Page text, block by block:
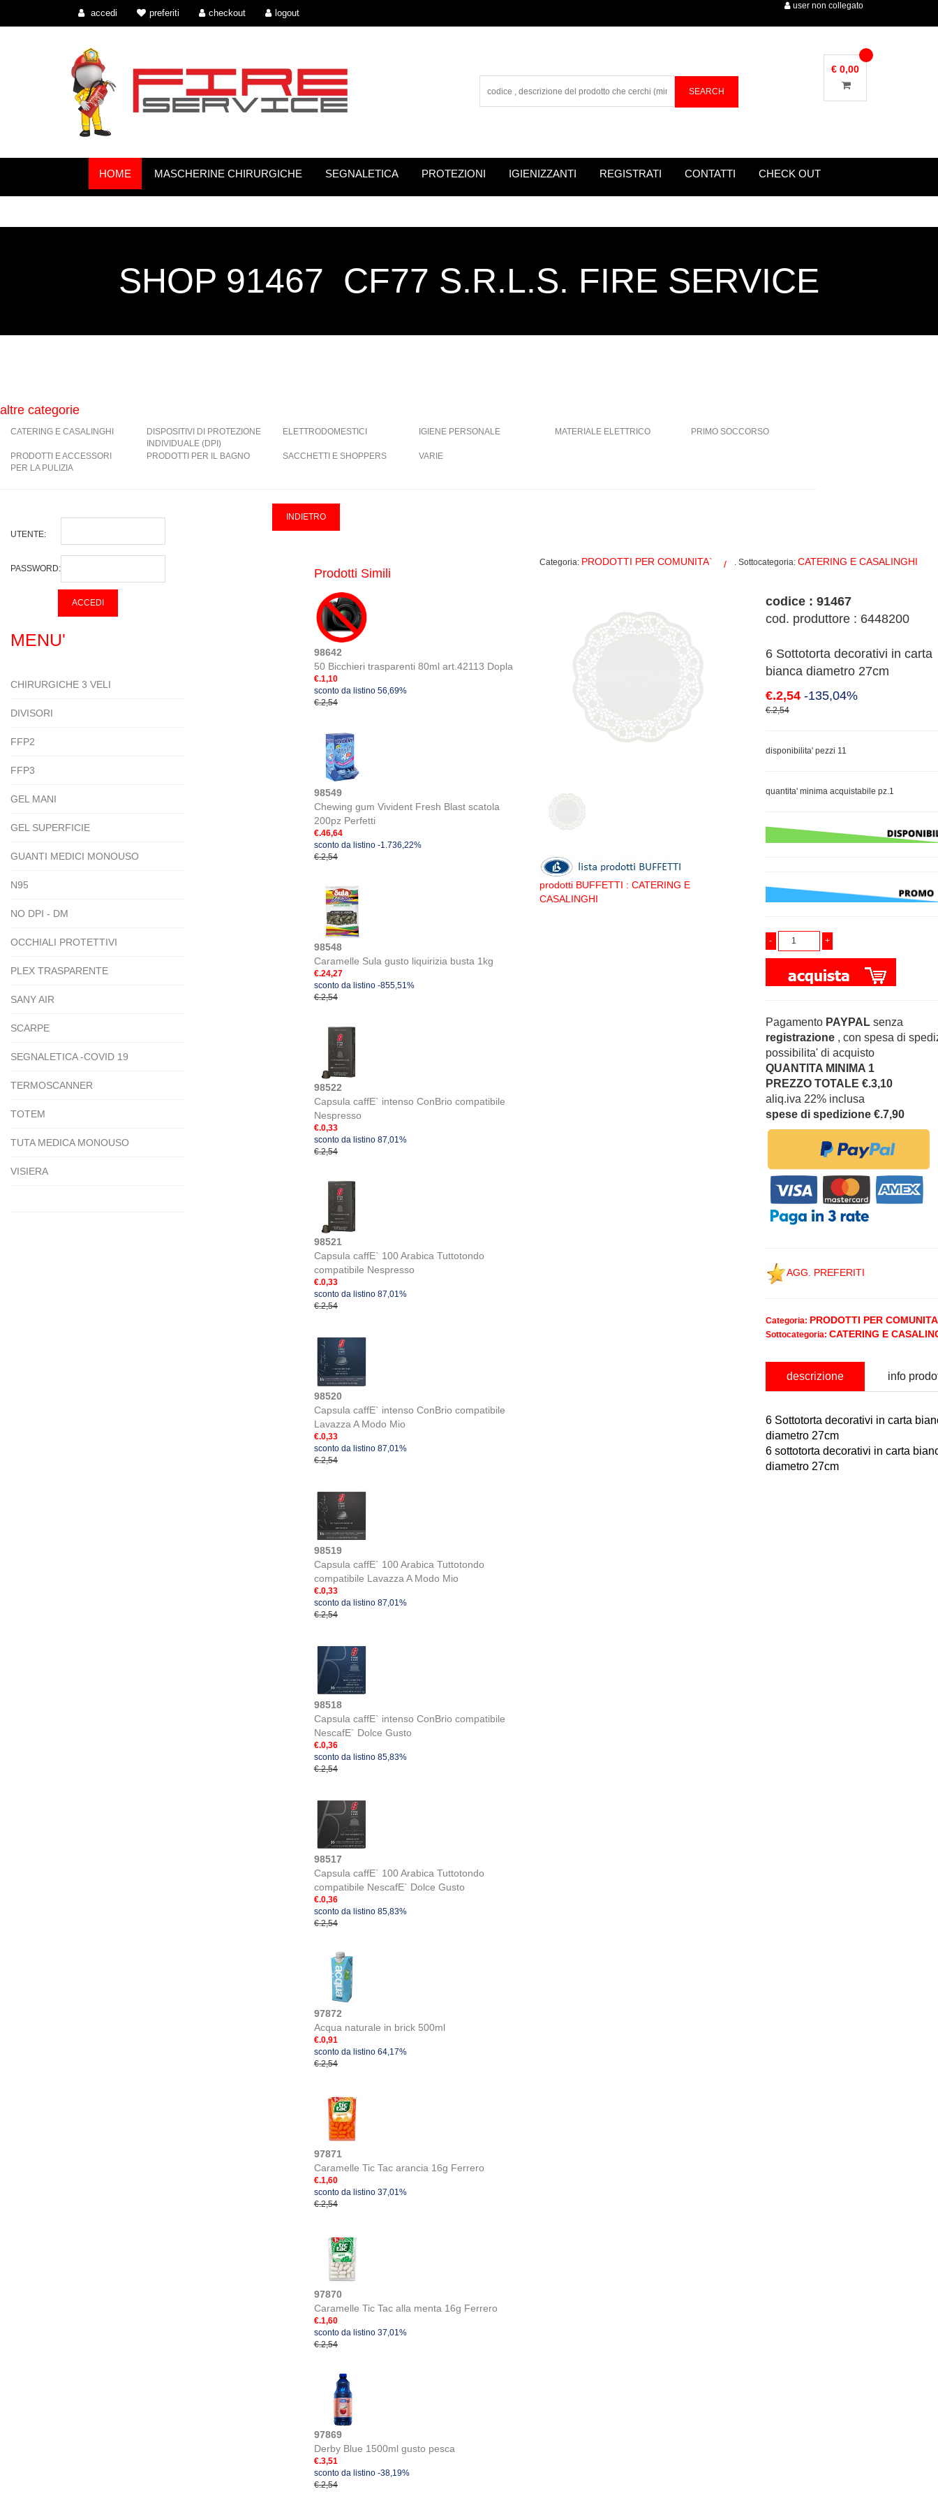
accedi preferiti checkout logout
user non collegato
€ 0,00
HOME MASCHERINE CHIRURGICHE SEGNALETICA PROTEZIONI IGIENIZZANTI REGISTRATI CONTATTI CHECK OUT
SHOP 91467 CF77 S.R.L.S. FIRE SERVICE
altre categorie
CATERING E CASALINGHI
DISPOSITIVI DI PROTEZIONE
INDIVIDUALE (DPI)
ELETTRODOMESTICI IGIENE PERSONALE MATERIALE ELETTRICO PRIMO SOCCORSO
PRODOTTI E ACCESSORI
PER LA PULIZIA
PRODOTTI PER IL BAGNO SACCHETTI E SHOPPERS VARIE
UTENTE:
PASSWORD:
MENU'
CHIRURGICHE 3 VELI
DIVISORI
FFP2
FFP3
GEL MANI
GEL SUPERFICIE
GUANTI MEDICI MONOUSO
N95
NO DPI - DM
OCCHIALI PROTETTIVI
PLEX TRASPARENTE
SANY AIR
SCARPE
SEGNALETICA -COVID 19
TERMOSCANNER
TOTEM
TUTA MEDICA MONOUSO
VISIERA
Prodotti Simili
98642
50 Bicchieri trasparenti 80ml art.42113 Dopla
€.1,10
sconto da listino 56,69%
€.2,54
98549
Chewing gum Vivident Fresh Blast scatola
200pz Perfetti
€.46,64
sconto da listino -1.736,22%
€.2,54
98548
Caramelle Sula gusto liquirizia busta 1kg
€.24,27
sconto da listino -855,51%
€.2,54
98522
Capsula caffE` intenso ConBrio compatibile
Nespresso
€.0,33
sconto da listino 87,01%
€.2,54
98521
Capsula caffE` 100 Arabica Tuttotondo
compatibile Nespresso
€.0,33
sconto da listino 87,01%
€.2,54
98520
Capsula caffE` intenso ConBrio compatibile
Lavazza A Modo Mio
€.0,33
sconto da listino 87,01%
€.2,54
98519
Capsula caffE` 100 Arabica Tuttotondo
compatibile Lavazza A Modo Mio
€.0,33
sconto da listino 87,01%
€.2,54
98518
Capsula caffE` intenso ConBrio compatibile
NescafE` Dolce Gusto
€.0,36
sconto da listino 85,83%
€.2,54
98517
Capsula caffE` 100 Arabica Tuttotondo
compatibile NescafE` Dolce Gusto
€.0,36
sconto da listino 85,83%
€.2,54
97872
Acqua naturale in brick 500ml
€.0,91
sconto da listino 64,17%
€.2,54
97871
Caramelle Tic Tac arancia 16g Ferrero
€.1,60
sconto da listino 37,01%
€.2,54
97870
Caramelle Tic Tac alla menta 16g Ferrero
€.1,60
sconto da listino 37,01%
€.2,54
97869
Derby Blue 1500ml gusto pesca
€.3,51
sconto da listino -38,19%
€.2,54
Categoria: PRODOTTI PER COMUNITA` . Sottocategoria:CATERING E CASALINGHI
prodotti BUFFETTI : CATERING E
CASALINGHI
codice : 91467
cod. produttore : 6448200
6 Sottotorta decorativi in carta
bianca diametro 27cm
€.2,54 -135,04%
€.2,54
disponibilita' pezzi 11
quantita' minima acquistabile pz.1
Pagamento PAYPALsenza
registrazione , con spesa di
possibilita' di acquisto
QUANTITA MINIMA 1
PREZZO TOTALE €.3,10
aliq.iva 22% inclusa
spese di spedizione €.7,90
AGG. PREFERITI
Categoria: PRODOTTI PER
Sottocategoria: CATERING E
descrizione info
6 Sottotorta decorativi in carta
diametro 27cm
6 sottotorta decorativi in carta
diametro 27cm